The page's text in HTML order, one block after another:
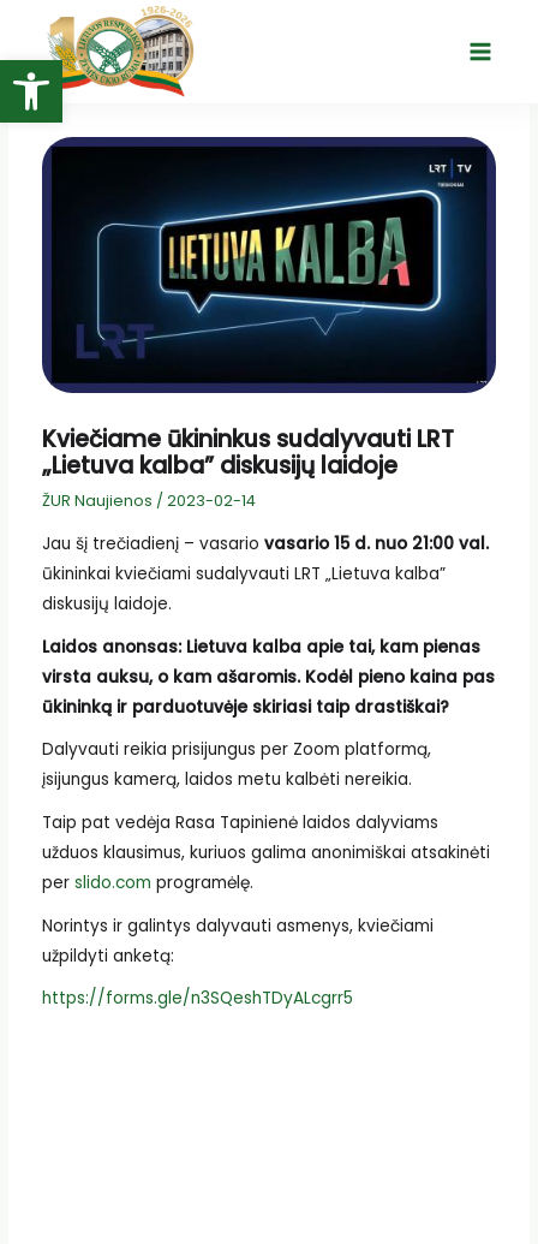
Open toolbar
turinio
Main
Kviečiame ūkininkus sudalyvauti LRT
„Lietuva kalba” diskusijų laidoje
ŽUR Naujienos / 2023-02-14
Jau šį trečiadienį – vasario vasario 15 d. nuo 21:00 val.
ūkininkai kviečiami sudalyvauti LRT „Lietuva kalba”
diskusijų laidoje.
Laidos anonsas: Lietuva kalba apie tai, kam pienas
virsta auksu, o kam ašaromis. Kodėl pieno kaina pas
ūkininką ir parduotuvėje skiriasi taip drastiškai?
Dalyvauti reikia prisijungus per Zoom platformą,
įsijungus kamerą, laidos metu kalbėti nereikia.
Taip pat vedėja Rasa Tapinienė laidos dalyviams
užduos klausimus, kuriuos galima anonimiškai atsakinėti
per slido.com programėlę.
Norintys ir galintys dalyvauti asmenys, kviečiami
užpildyti anketą:
https://forms.gle/n3SQeshTDyALcgrr5